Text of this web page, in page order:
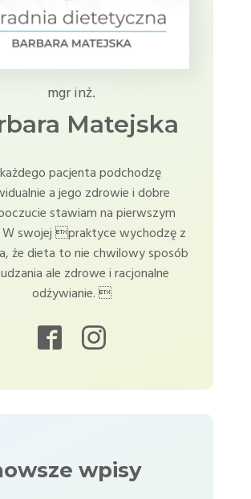
mgr inż.
Matejska
pacjenta podchodzę
a jego zdrowie i dobre
stawiam na pierwszym
W swojej praktyce wychodzę z
że dieta to nie chwilowy sposób
ale zdrowe i racjonalne
odżywianie. 
wpisy